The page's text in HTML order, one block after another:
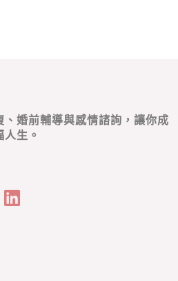
婚前輔導與感情諮詢，讓你成
生。